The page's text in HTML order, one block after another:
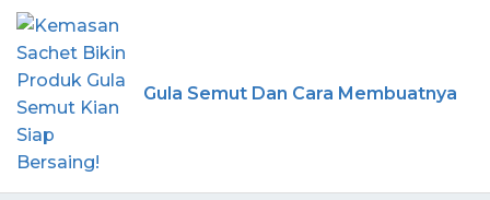
Gula Semut Dan Cara Membuatnya